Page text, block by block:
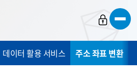
데이터 활용 서비스 주소 좌표 변환